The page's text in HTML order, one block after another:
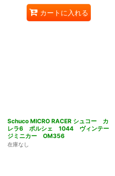
カートに入れる
Schuco MICRO RACER シュコー カ
レラ6 ポルシェ 1044 ヴィンテー
ジミニカー OM356
在庫なし